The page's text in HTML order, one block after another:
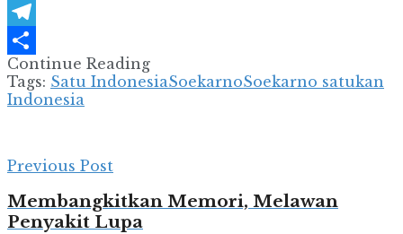
WhatsApp
Telegram
Share
Continue Reading
Tags: Satu IndonesiaSoekarnoSoekarno satukan
Indonesia
Previous Post
Membangkitkan Memori, Melawan
Penyakit Lupa